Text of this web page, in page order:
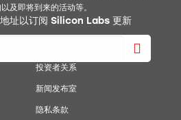
及即将到来的活动等。
址以订阅 Silicon Labs 更新
投资者关系
新闻发布室
隐私条款